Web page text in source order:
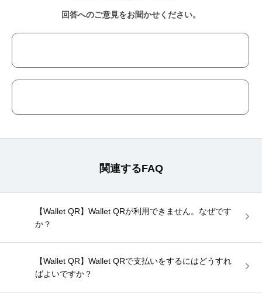
回答へのご意見をお聞かせください。
関連するFAQ
【Wallet QR】Wallet QRが利用できません。なぜです
か？
【Wallet QR】Wallet QRで支払いをするにはどうすれ
ばよいですか？